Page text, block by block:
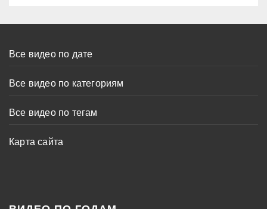
Все видео по дате
Все видео по категориям
Все видео по тегам
Карта сайта